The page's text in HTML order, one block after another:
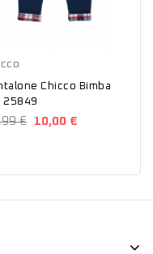
Chicco Bimba
25849
€ 10,00 €